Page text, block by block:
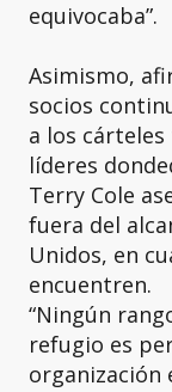
equivocaba”.
Asimismo,
socios
a los
líderes
Terry Cole
fuera del
Unidos, en
encuentren.
“Ningún
refugio es
organización